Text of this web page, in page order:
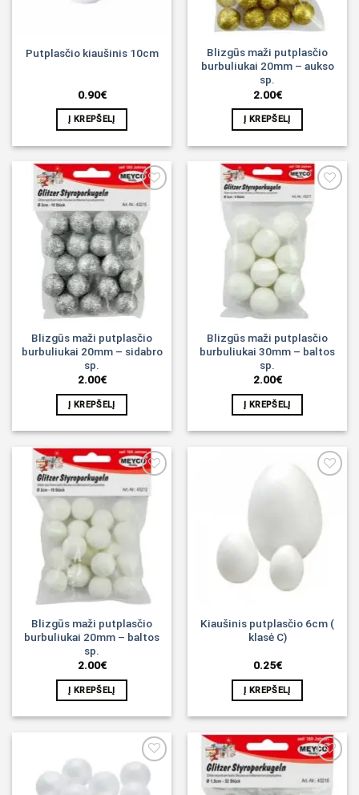
Putplasčio kiaušinis 10cm
0.90€
Į KREPŠELĮ
Blizgūs maži putplasčio
burbuliukai 20mm – aukso
sp.
2.00€
Į KREPŠELĮ
Noriu!
Blizgūs maži putplasčio
burbuliukai 20mm – sidabro
sp.
2.00€
Į KREPŠELĮ
Blizgūs maži putplasčio
burbuliukai 30mm – baltos
sp.
2.00€
Į KREPŠELĮ
Noriu!
Blizgūs maži putplasčio
burbuliukai 20mm – baltos
sp.
2.00€
Į KREPŠELĮ
Kiaušinis putplasčio 6cm (
klasė C)
0.25€
Į KREPŠELĮ